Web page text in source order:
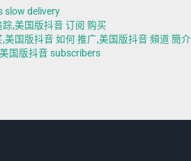
slow delivery
,美国版抖音 订阅 购买
国版抖音 如何 推广,美国版抖音 頻道 簡介
国版抖音 subscribers